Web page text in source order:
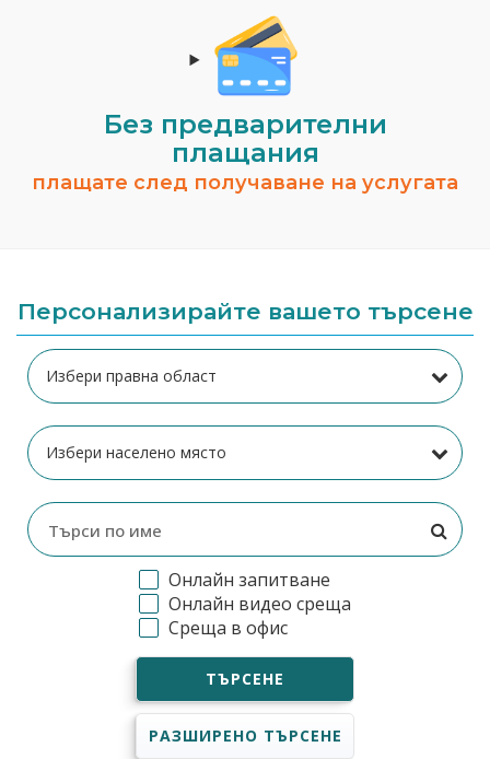
Без предварителни
плащания
плащате след получаване на услугата
Персонализирайте вашето търсене
Онлайн запитване
Онлайн видео среща
Среща в офис
ТЪРСЕНЕ
РАЗШИРЕНО ТЪРСЕНЕ